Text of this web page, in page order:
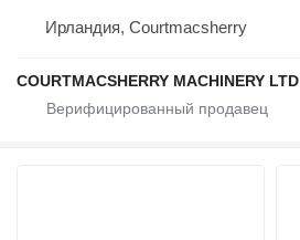
Ирландия, Courtmacsherry
COURTMACSHERRY MACHINERY LTD